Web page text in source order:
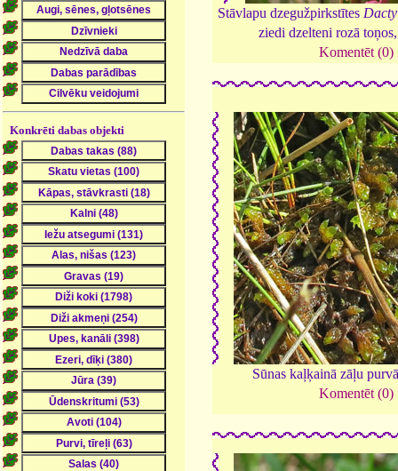
Konkrēti dabas objekti
Stāvlapu dzegužpirkstītes
ziedi dzelteni rozā
Komentēt (0)
Sūnas kaļķainā zāļu
Komentēt (0)